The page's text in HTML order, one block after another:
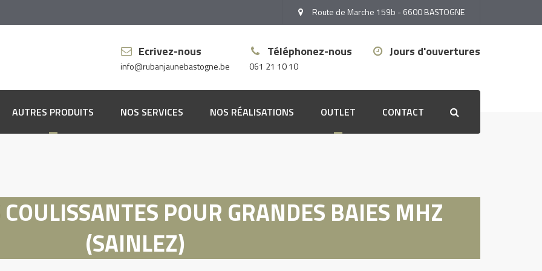
Route de Marche 159b - 6600 BASTOGNE
Ecrivez-nous
info@rubanjaunebastogne.be
Téléphonez-nous
061 21 10 10
Jours d'ouvertures
AUTRES PRODUITS
muraux
de sol
NOS SERVICES NOS RÉALISATIONS OUTLET CONTACT
POUR GRANDES BAIES MHZ
(SAINLEZ)